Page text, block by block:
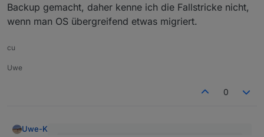
Backup gemacht, daher kenne ich die Fallstricke nicht,
wenn man OS übergreifend etwas migriert.
cu
Uwe
0
Uwe-K